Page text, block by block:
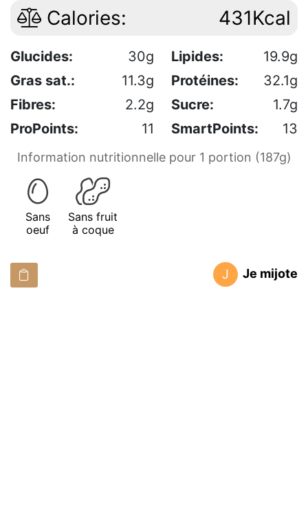
Calories: 431Kcal
Glucides: 30g Lipides:
19.9g
Gras sat.:
11.3g Protéines:
32.1g
Fibres:
2.2g Sucre:
1.7g
ProPoints:
11 SmartPoints: 13
Information nutritionnelle pour 1 portion (187g)
Sans
oeuf
Sans fruit
à coque
J Je mijote